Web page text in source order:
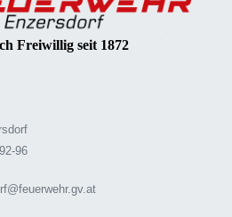
Freiwillig seit 1872
96